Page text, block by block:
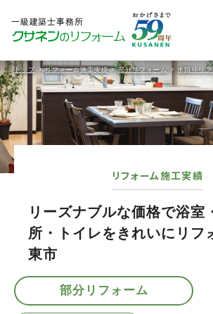
トップ >リフォーム施工実績>部分リフォーム > 水回りリ
リフォーム施工実績
リーズナブルな価格で浴室
所・トイレをきれいにリフ
東市
部分リフォーム